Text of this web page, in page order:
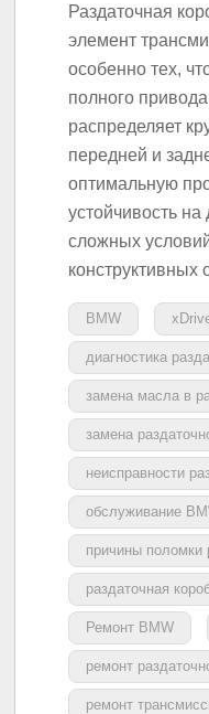
Раздаточная
элемент
особенно тех,
полного
распределяет
передней и
оптимальную
устойчивость на
сложных
BMW
диагностика
замена масла в
замена
неисправности
обслуживание
причины поломки
раздаточная
Ремонт BMW
ремонт
ремонт